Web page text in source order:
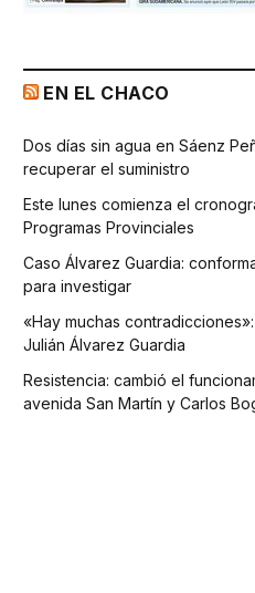
EN EL CHACO
Dos días sin agua en Sáenz
recuperar el suministro
Este lunes comienza el
Programas Provinciales
Caso Álvarez Guardia:
para investigar
«Hay muchas
Julián Álvarez Guardia
Resistencia: cambió el
avenida San Martín y Carlos